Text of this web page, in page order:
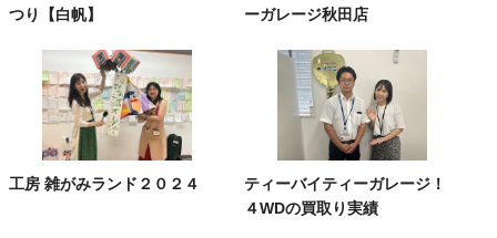
つり【白帆】
ーガレージ秋田店
工房 雑がみランド２０２４
ティーバイティーガレージ！
４WDの買取り実績